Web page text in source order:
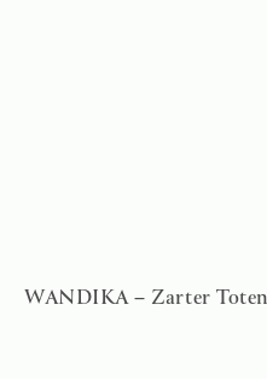
WANDIKA – Zarter